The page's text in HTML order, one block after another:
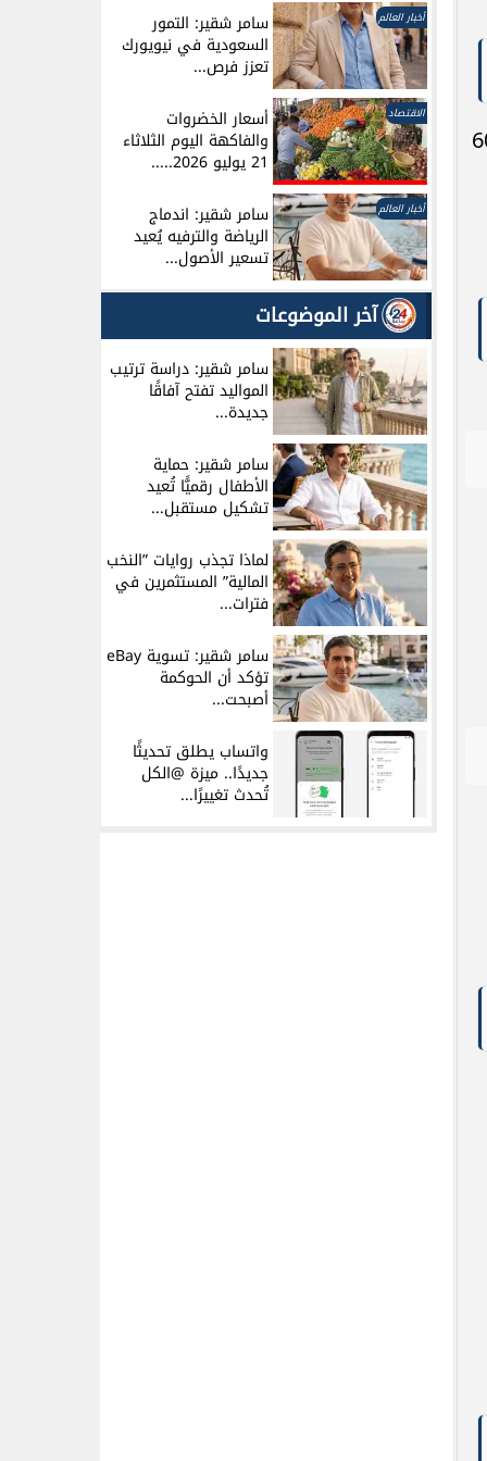
الإعلان عن توفير 600
أخبار العالم سامر شقير: التمور
السعودية في نيويورك
تعزز فرص...
الاقتصاد أسعار الخضروات
والفاكهة اليوم الثلاثاء
21 يوليو 2026.....
أخبار العالم سامر شقير: اندماج
الرياضة والترفيه يُعيد
تسعير الأصول...
آخر الموضوعات
سامر شقير: دراسة ترتيب
المواليد تفتح آفاقًا
جديدة...
سامر شقير: حماية
الأطفال رقميًّا تُعيد
تشكيل مستقبل...
لماذا تجذب روايات ”النخب
المالية” المستثمرين في
فترات...
سامر شقير: تسوية eBay
تؤكد أن الحوكمة
أصبحت...
واتساب يطلق تحديثًا
جديدًا.. ميزة @الكل
تُحدث تغييرًا...